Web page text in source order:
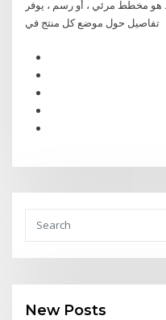
مخطط مرئي ، أو رسم ، يوفر
New Posts